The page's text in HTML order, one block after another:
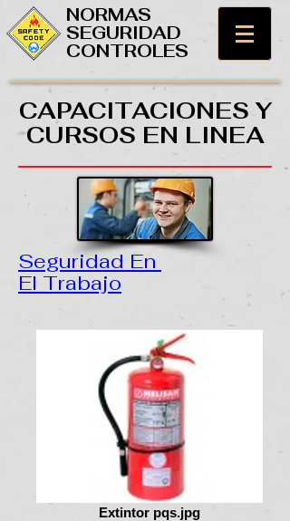
NORMAS
SEGURIDAD
CONTROLES
CAPACITACIONES Y
CURSOS EN LINEA
Seguridad En
El Trabajo
Extintor pqs.jpg